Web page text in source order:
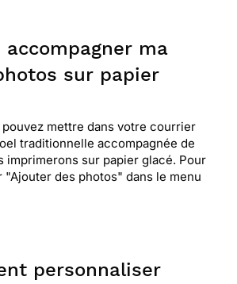
2011 : Sobre et jolie.
12/2011 : Très belle carte.
accompagner ma
sur papier
mettre dans votre courrier
traditionnelle accompagnée de
imprimerons sur papier glacé. Pour
"Ajouter des photos" dans le menu
personnaliser